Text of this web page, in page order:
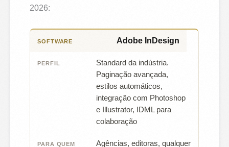
2026:
SOFTWARE PERFIL PARA QUEM
Adobe InDesign
Standard da indústria.
Paginação avançada,
estilos automáticos,
integração com Photoshop
e Illustrator, IDML para
colaboração
Agências, editoras, qualquer